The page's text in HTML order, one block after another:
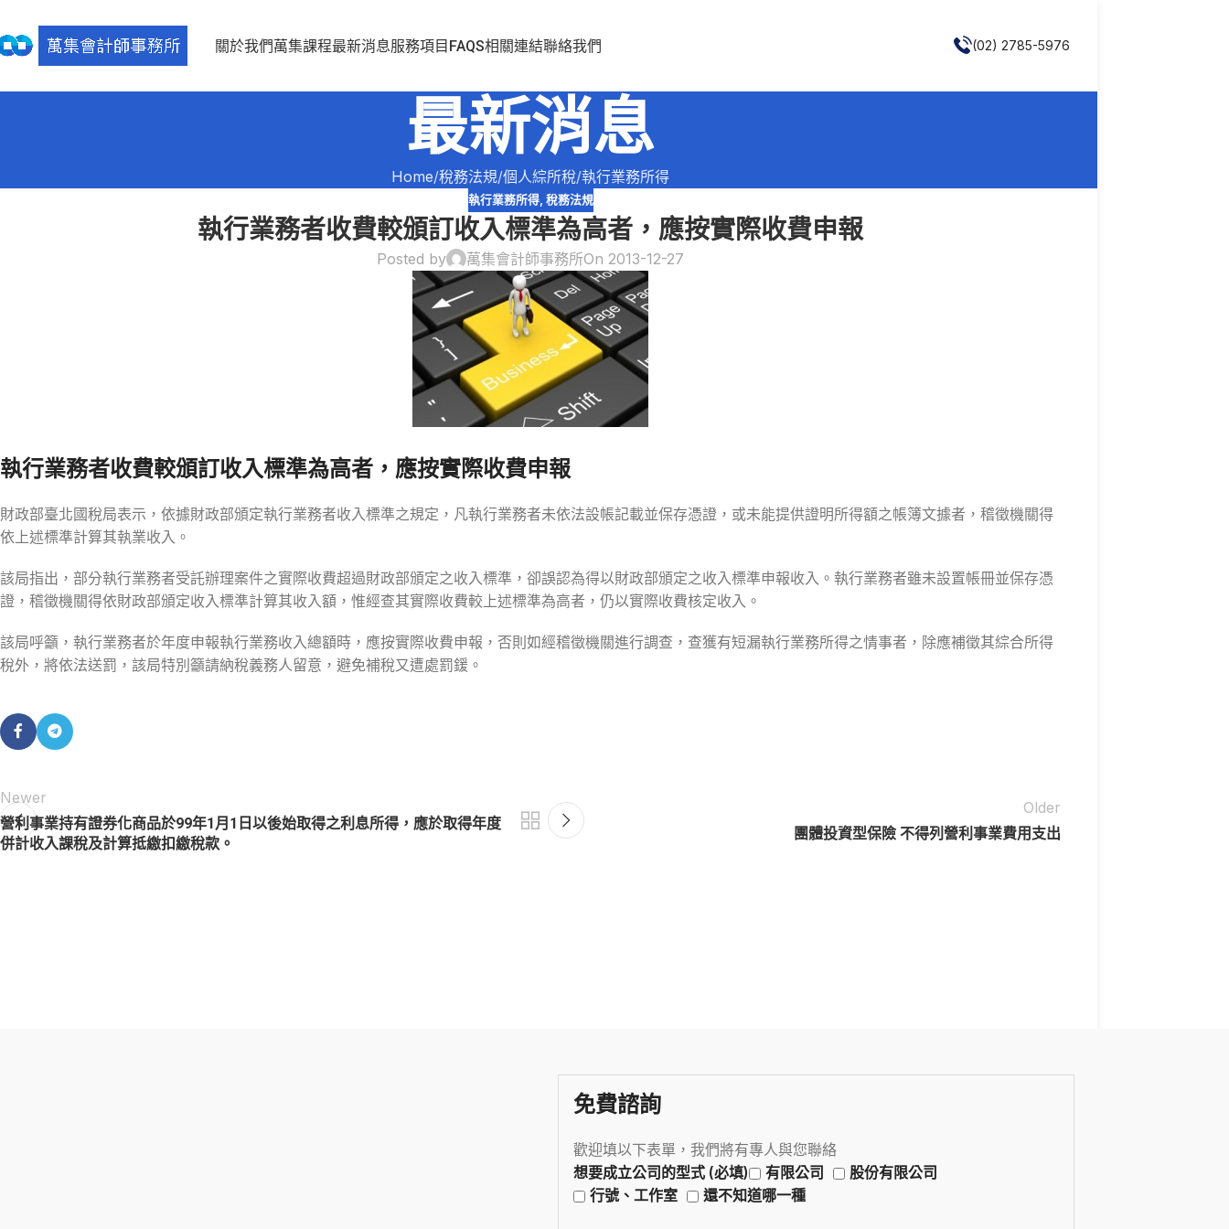
關於我們萬集課程最新消息服務項目 FAQS相關連結聯絡我們 (02) 2785-5976
最新消息
Home 稅務法規 個人綜所稅 執行業務所得
執行業務所得, 稅務法規
執行業務者收費較頒訂收入標準為高者，應按實際收費申報
Posted by 萬集會計師事務所On 2013-12-27
執行業務者收費較頒訂收入標準為高者，應按實際收費申報
財政部臺北國稅局表示，依據財政部頒定執行業務者收入標準之規定，凡執行業務者未依法設帳記載並保存憑證，或未能提供證明所得額之帳簿文據者，稽徵機關得
依上述標準計算其執業收入。
該局指出，部分執行業務者受託辦理案件之實際收費超過財政部頒定之收入標準，卻誤認為得以財政部頒定之收入標準申報收入。執行業務者雖未設置帳冊並保存憑
證，稽徵機關得依財政部頒定收入標準計算其收入額，惟經查其實際收費較上述標準為高者，仍以實際收費核定收入。
該局呼籲，執行業務者於年度申報執行業務收入總額時，應按實際收費申報，否則如經稽徵機關進行調查，查獲有短漏執行業務所得之情事者，除應補徵其綜合所得
稅外，將依法送罰，該局特別籲請納稅義務人留意，避免補稅又遭處罰鍰。
Newer
營利事業持有證券化商品於99年1月1日以後始取得之利息所得，應於取得年度
併計收入課稅及計算抵繳扣繳稅款。
Older
團體投資型保險 不得列營利事業費用支出
免費諮詢
歡迎填以下表單，我們將有專人與您聯絡
想要成立公司的型式 (必填)
有限公司
股份有限公司
行號、工作室
還不知道哪一種